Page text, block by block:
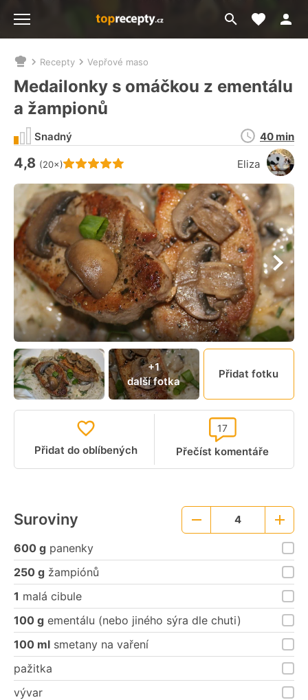
Přejít
na
Moje
Nacházíte
se
zde:
Recepty Vepřové maso
Medailonky s omáčkou z ementálu
a žampionů
Hodnocení receptu je
4,8 (20×) Eliza
Snadný
Doba
přípravy
40 min
+1
další fotka
Přidat fotku
Přidat do oblíbených Přečíst komentáře
17
Suroviny 4
Větší
porce
600 g panenky
250 g žampiónů
1 malá cibule
100 g ementálu (nebo jiného sýra dle chuti)
100 ml smetany na vaření
pažitka
vývar